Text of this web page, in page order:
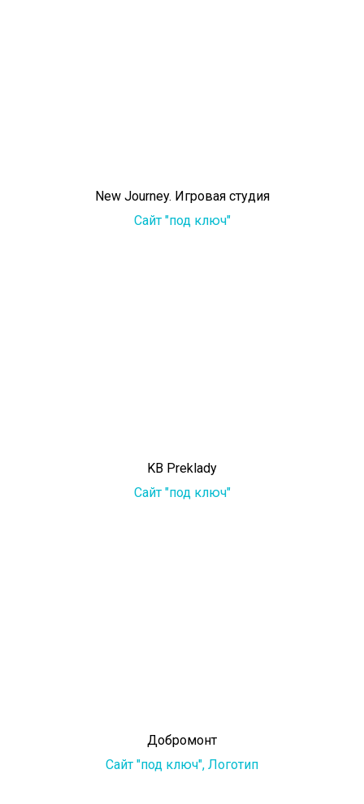
New Journey. Игровая студия
Сайт "под ключ"
KB Preklady
Сайт "под ключ"
Добромонт
Сайт "под ключ", Логотип